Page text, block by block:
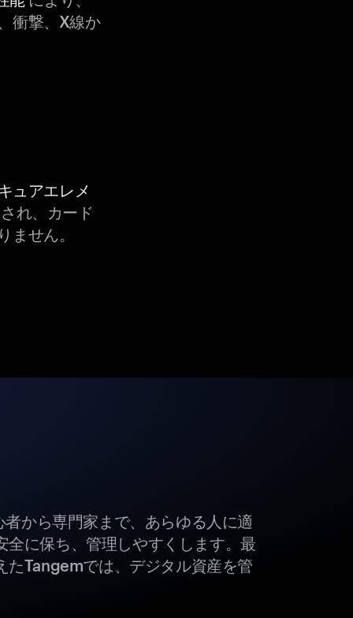
衝撃、X線か
ュアエレメ
れ、カード
ません。
から専門家まで、あらゆる人に適
全に保ち、管理しやすくします。最
たTangemでは、デジタル資産を管